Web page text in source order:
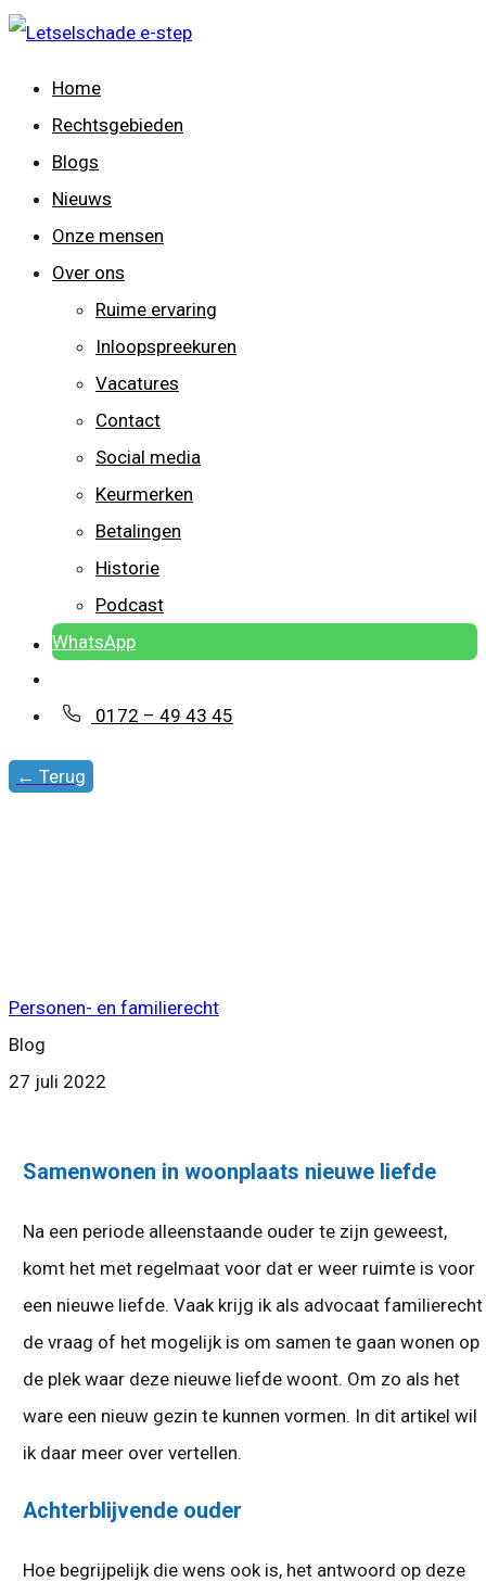
Home
Rechtsgebieden
Blogs
Nieuws
Onze mensen
Over ons
Ruime ervaring
Inloopspreekuren
Vacatures
Contact
Social media
Keurmerken
Betalingen
Historie
Podcast
WhatsApp
0172 – 49 43 45
← Terug
Personen- en familierecht
Blog
27 juli 2022
Samenwonen in woonplaats nieuwe liefde
Na een periode alleenstaande ouder te zijn geweest,
komt het met regelmaat voor dat er weer ruimte is voor
een nieuwe liefde. Vaak krijg ik als advocaat familierecht
de vraag of het mogelijk is om samen te gaan wonen op
de plek waar deze nieuwe liefde woont. Om zo als het
ware een nieuw gezin te kunnen vormen. In dit artikel wil
ik daar meer over vertellen.
Achterblijvende ouder
Hoe begrijpelijk die wens ook is, het antwoord op deze